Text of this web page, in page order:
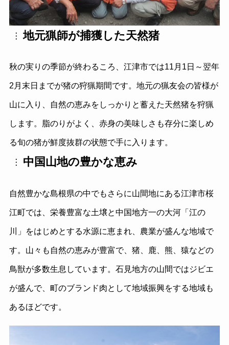
地元猟師が捕獲した天然猪
秋の実りの季節が終わるころ、江津市では11月1日～翌年
2月末日までが猪の狩猟期間です。地元の猟友会の皆様が
山に入り、自然の恵みをしっかりと蓄えた天然猪を狩猟
します。脂のりがよく、赤身の美味しさも存分に楽しめ
る旬の猪が鮮度抜群の状態で手に入ります。
中国山地の豊かな恵み
自然豊かな島根県の中でもさらに山間地にある江津市桜
江町では、栄養豊富な土壌と中国地方一の大河「江の
川」をはじめとする水源に恵まれ、農業が盛んな地域で
す。山々も自然の恵みが豊富で、猪、鹿、熊、猿などの
鳥獣が多数生息しています。石見地方の山間ではジビエ
が盛んで、町のブランド肉として地域振興をする地域も
あるほどです。